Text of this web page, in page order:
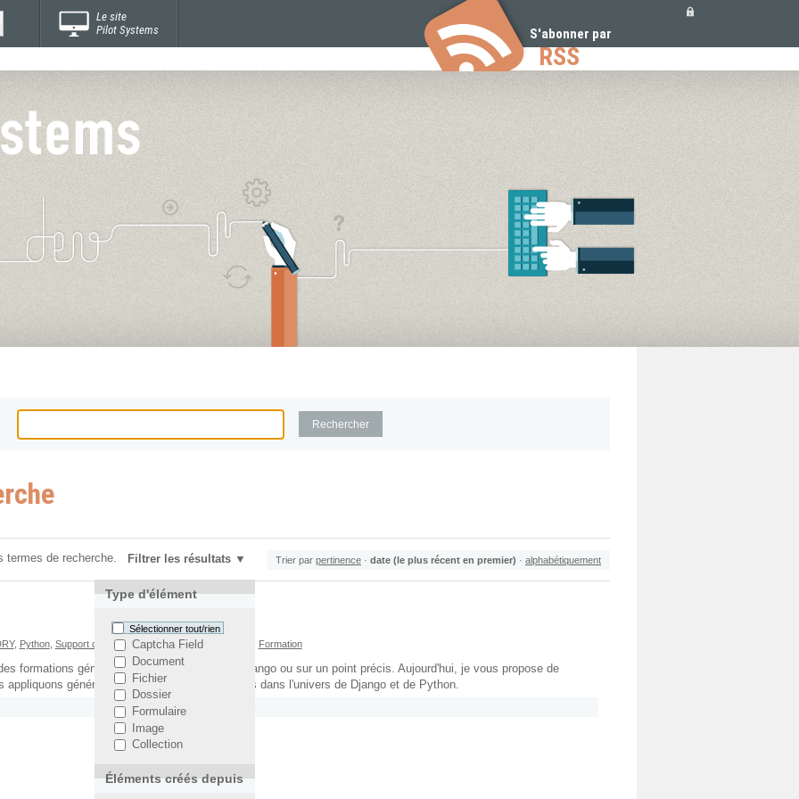
Le site
Pilot Systems
S'abonner par
RSS
termes de recherche. Filtrer les résultats
Type d'élément
Sélectionner tout/rien
Captcha Field
Document
Fichier
Dossier
Formulaire
Image
Collection
Éléments créés depuis
Trier par pertinence · date (le plus récent en premier) · alphabétiquement
, Python, Support de formation,Django,Yohann Gabory Formation
formations généralistes au framework web Django ou sur un point précis. Aujourd'hui, je vous propose de
appliquons généralement à des nouveaux venus dans l'univers de Django et de Python.